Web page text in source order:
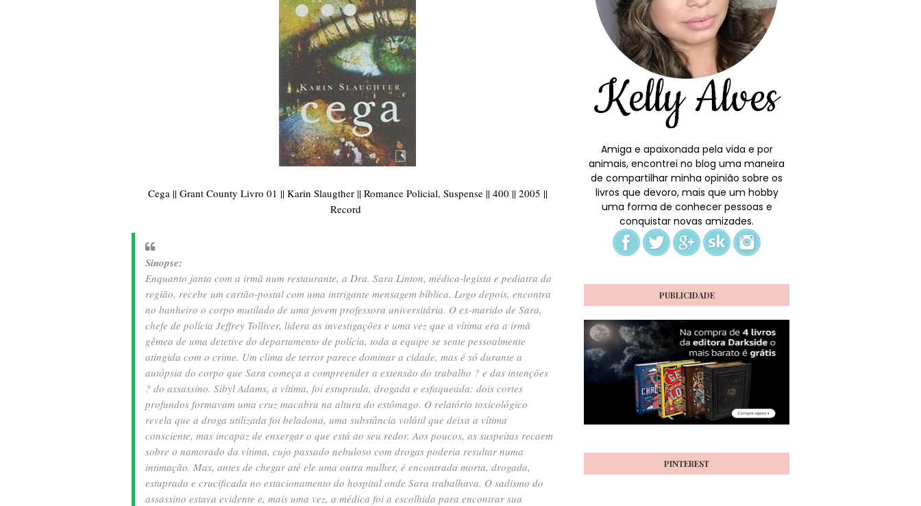
Cega || Grant County Livro 01 || Karin Slaugther || Romance Policial, Suspense || 400 || 2005 ||
Record
Sinopse:
Enquanto janta com a irmã num restaurante, a Dra. Sara Linton, médica-legista e pediatra da
região, recebe um cartão-postal com uma intrigante mensagem bíblica. Logo depois, encontra
no banheiro o corpo mutilado de uma jovem professora universitária. O ex-marido de Sara,
chefe de polícia Jeffrey Tolliver, lidera as investigações e uma vez que a vítima era a irmã
gêmea de uma detetive do departamento de polícia, toda a equipe se sente pessoalmente
atingida com o crime. Um clima de terror parece dominar a cidade, mas é só durante a
autópsia do corpo que Sara começa a compreender a extensão do trabalho ? e das intenções
? do assassino. Sibyl Adams, a vítima, foi estuprada, drogada e esfaqueada: dois cortes
profundos formavam uma cruz macabra na altura do estômago. O relatório toxicológico
revela que a droga utilizada foi beladona, uma substância volátil que deixa a vítima
consciente, mas incapaz de enxergar o que está ao seu redor. Aos poucos, as suspeitas recaem
sobre o namorado da vítima, cujo passado nebuloso com drogas poderia resultar numa
intimação. Mas, antes de chegar até ele uma outra mulher, é encontrada morta, drogada,
estuprada e crucificada no estacionamento do hospital onde Sara trabalhava. O sadismo do
assassino estava evidente e, mais uma vez, a médica foi a escolhida para encontrar sua
Amiga e apaixonada pela vida e por
animais, encontrei no blog uma maneira
de compartilhar minha opinião sobre os
livros que devoro, mais que um hobby
uma forma de conhecer pessoas e
conquistar novas amizades.
PUBLICIDADE
PINTEREST